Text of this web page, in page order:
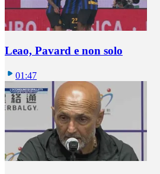
Leao, Pavard e non solo
01:47